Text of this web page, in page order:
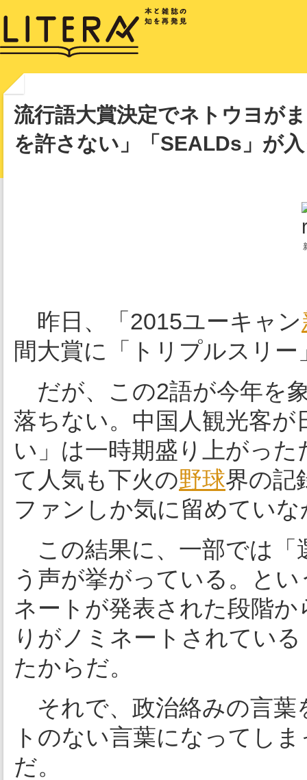
流行語大賞決定でネトウヨが
を許さない」「SEALDs」が
昨日、「2015ユーキャン
間大賞に「トリプルスリ
だが、この2語が今年を
落ちない。中国人観光客
い」は一時期盛り上がっ
て人気も下火の野球界の記
ファンしか気に留めてい
この結果に、一部では「
う声が挙がっている。と
ネートが発表された段階か
りがノミネートされてい
たからだ。
それで、政治絡みの言葉
トのない言葉になってし
だ。